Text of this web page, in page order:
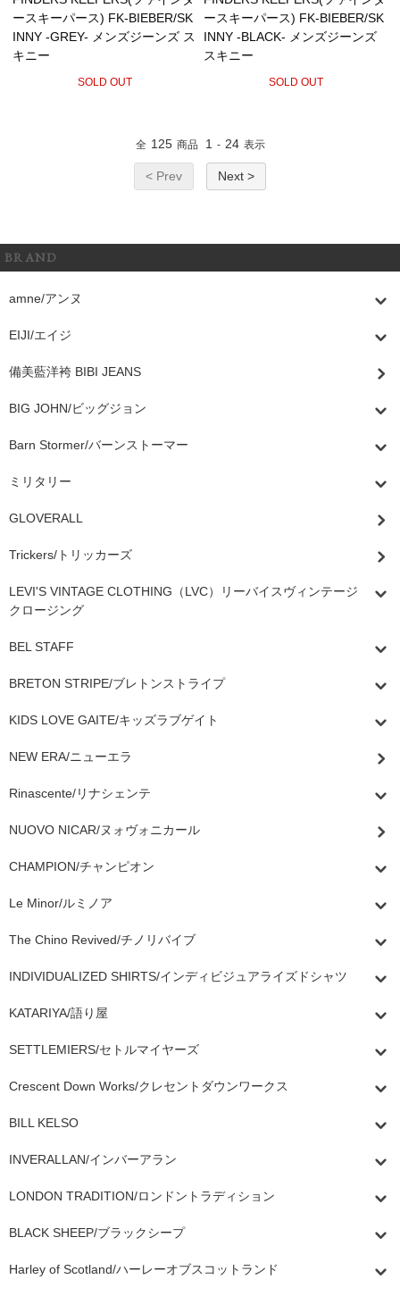
ースキーパース) FK-BIEBER/SK
INNY -GREY- メンズジーンズ ス
キニー
SOLD OUT
ースキーパース) FK-BIEBER/SK
INNY -BLACK- メンズジーンズ
スキニー
SOLD OUT
全 125 商品 1 - 24 表示
< Prev Next >
BRAND
amne/アンヌ
EIJI/エイジ
備美藍洋袴 BIBI JEANS
BIG JOHN/ビッグジョン
Barn Stormer/バーンストーマー
ミリタリー
GLOVERALL
Trickers/トリッカーズ
LEVI'S VINTAGE CLOTHING（LVC）リーバイスヴィンテージ
クロージング
BEL STAFF
BRETON STRIPE/ブレトンストライプ
KIDS LOVE GAITE/キッズラブゲイト
NEW ERA/ニューエラ
Rinascente/リナシェンテ
NUOVO NICAR/ヌォヴォニカール
CHAMPION/チャンピオン
Le Minor/ルミノア
The Chino Revived/チノリバイブ
INDIVIDUALIZED SHIRTS/インディビジュアライズドシャツ
KATARIYA/語り屋
SETTLEMIERS/セトルマイヤーズ
Crescent Down Works/クレセントダウンワークス
BILL KELSO
INVERALLAN/インバーアラン
LONDON TRADITION/ロンドントラディション
BLACK SHEEP/ブラックシープ
Harley of Scotland/ハーレーオブスコットランド